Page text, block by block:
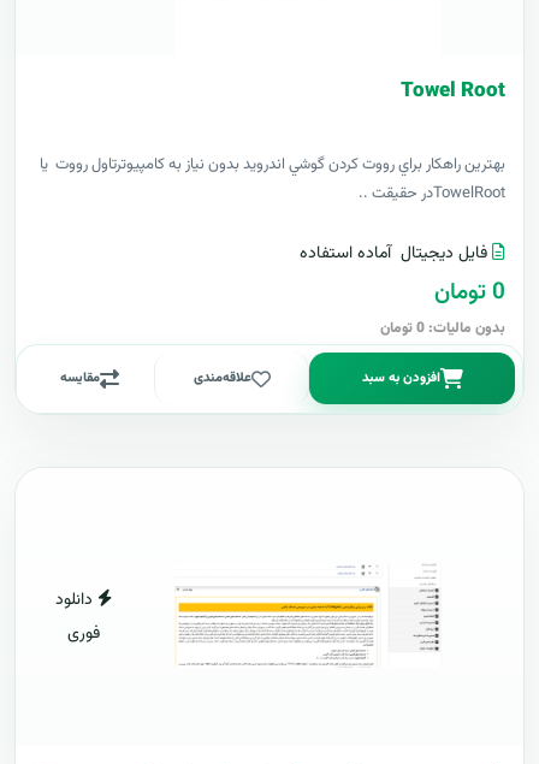
Towel Root
بهترين راهکار براي رووت کردن گوشي اندرويد بدون نياز به کامپيوترتاول رووت يا
TowelRootدر حقيقت ..
فایل دیجیتال آماده استفاده
0 تومان
بدون مالیات: 0 تومان
افزودن به سبد علاقه‌مندی مقایسه
دانلود
فوری